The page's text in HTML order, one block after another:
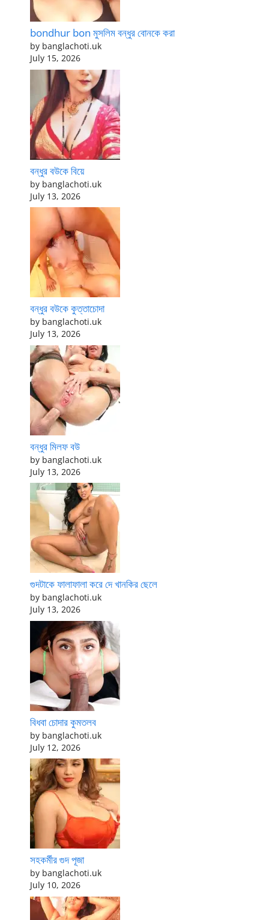
bondhur bon মুসলিম বন্ধুর বোনকে করা
by banglachoti.uk
July 15, 2026
বন্ধুর বউকে বিয়ে
by banglachoti.uk
July 13, 2026
বন্ধুর বউকে কুত্তাচোদা
by banglachoti.uk
July 13, 2026
বন্ধুর মিলফ বউ
by banglachoti.uk
July 13, 2026
গুদটাকে ফালাফালা করে দে খানকির ছেলে
by banglachoti.uk
July 13, 2026
বিধবা চোদার কুমতলব
by banglachoti.uk
July 12, 2026
সহকর্মীর গুদ পূজা
by banglachoti.uk
July 10, 2026